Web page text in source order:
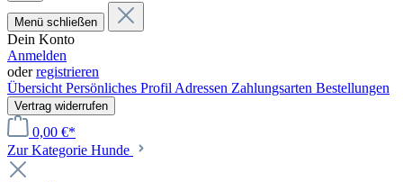
Menü schließen
Dein Konto
Anmelden
oderregistrieren
Übersicht Persönliches Profil Adressen Zahlungsarten Bestellungen
Vertrag widerrufen
0,00 €*
Zur Kategorie Hunde